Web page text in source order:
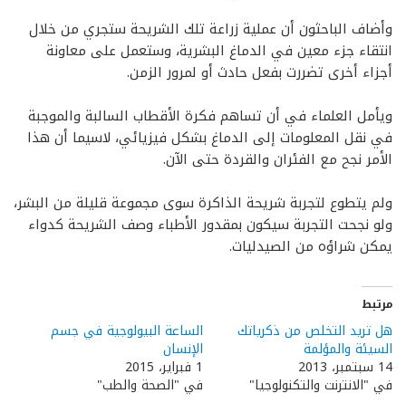
وأضاف الباحثون أن عملية زراعة تلك الشريحة ستجري من خلال
انتقاء جزء معين في الدماغ البشرية، وستعمل على معاونة
أجزاء أخرى تضررت بفعل حادث أو لمرور الزمن.
ويأمل العلماء في أن تساهم فكرة الأقطاب السالبة والموجبة
في نقل المعلومات إلى الدماغ بشكل فيزيائي، لاسيما أن هذا
الأمر نجح مع الفئران والقردة حتى الآن.
ولم يتطوع لتجربة شريحة الذاكرة سوى مجموعة قليلة من البشر،
ولو نجحت التجربة سيكون بمقدور الأطباء وصف الشريحة كدواء
يمكن شراؤه من الصيدليات.
مرتبط
هل تريد التخلص من ذكرياتك
السيئة والمؤلمة
14 سبتمبر، 2013
في "الانترنت والتكنولوجيا"
الساعة البيولوجية في جسم
الإنسان
1 فبراير، 2015
في "الصحة والطب"